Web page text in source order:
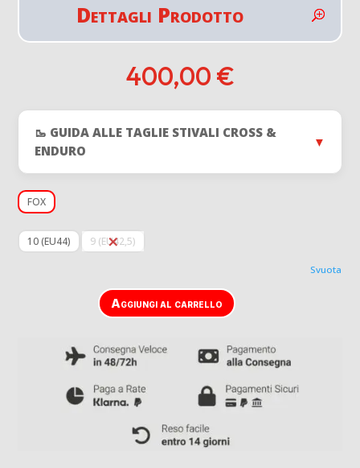
Dettagli Prodotto
400,00 €
🥾 GUIDA ALLE TAGLIE STIVALI CROSS &
ENDURO
▼
FOX
10 (EU44) 9 (EU42,5)
Svuota
Aggiungi al carrello